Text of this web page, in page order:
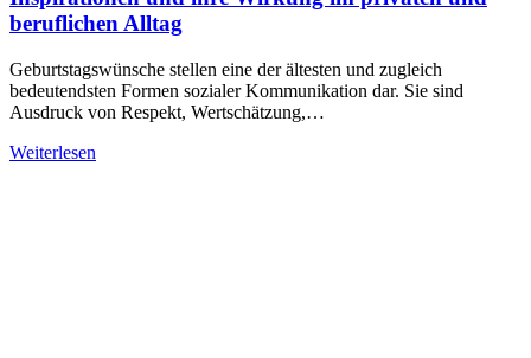
beruflichen Alltag
Geburtstagswünsche stellen eine der ältesten und zugleich
bedeutendsten Formen sozialer Kommunikation dar. Sie sind
Ausdruck von Respekt, Wertschätzung,…
Weiterlesen